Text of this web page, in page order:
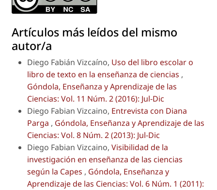
Artículos más leídos del mismo
autor/a
Diego Fabián Vizcaíno, Uso del libro escolar o
libro de texto en la enseñanza de ciencias ,
Góndola, Enseñanza y Aprendizaje de las
Ciencias: Vol. 11 Núm. 2 (2016): Jul-Dic
Diego Fabian Vizcaino, Entrevista con Diana
Parga , Góndola, Enseñanza y Aprendizaje de las
Ciencias: Vol. 8 Núm. 2 (2013): Jul-Dic
Diego Fabian Vizcaino, Visibilidad de la
investigación en enseñanza de las ciencias
según la Capes , Góndola, Enseñanza y
Aprendizaje de las Ciencias: Vol. 6 Núm. 1 (2011):